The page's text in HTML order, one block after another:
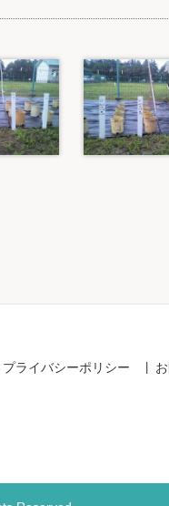
プライバシーポリシー